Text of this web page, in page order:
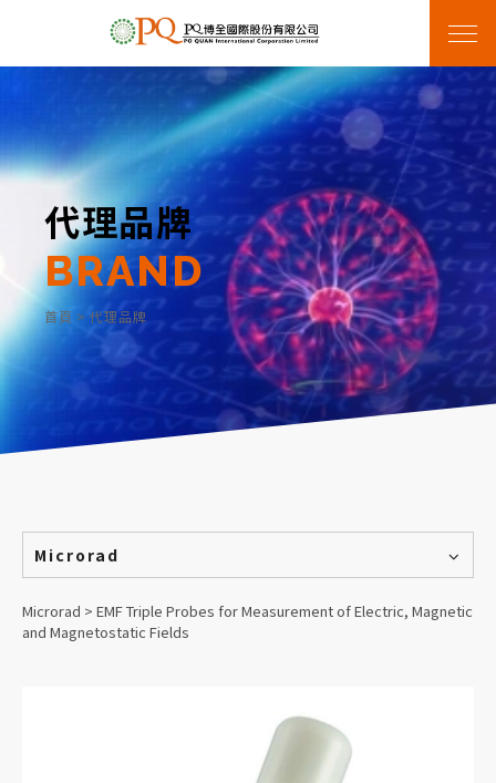
代理品牌
BRAND
首頁 > 代理品牌
Microrad
Microrad > EMF Triple Probes for Measurement of Electric, Magnetic
and Magnetostatic Fields